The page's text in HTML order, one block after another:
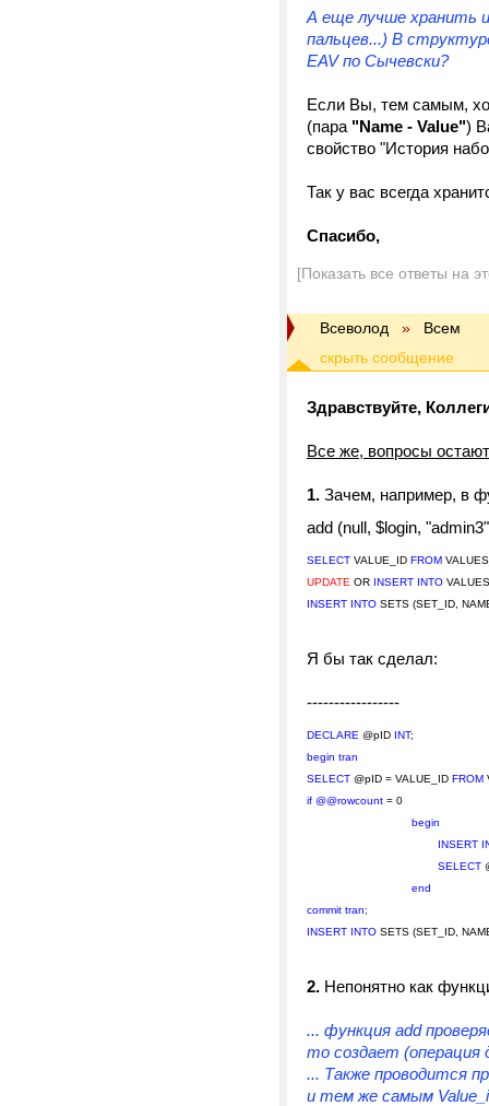
А еще лучше хранить
пальцев...) В
EAV по Сычевски?
Если Вы, тем самым,
(пара "Name - Value")
свойство "История
Так у вас всегда
Спасибо,
[Показать все ответы на
Всеволод » Всем
Здравствуйте,
Все же, вопросы
1. Зачем, например, в
add (null, $login,
SELECT VALUE_ID FROM
UPDATE OR INSERT INTO
INSERT INTO SETS (SET_ID,
Я бы так сделал:
-----------------
DECLARE @pID INT;
begin tran
SELECT @pID = VALUE_ID FROM
if @@rowcount = 0
begin
INSERT
SELECT
end
commit tran;
INSERT INTO SETS (SET_ID,
2. Непонятно как
... функция add
то создает (операция
... Также проводится
и тем же самым